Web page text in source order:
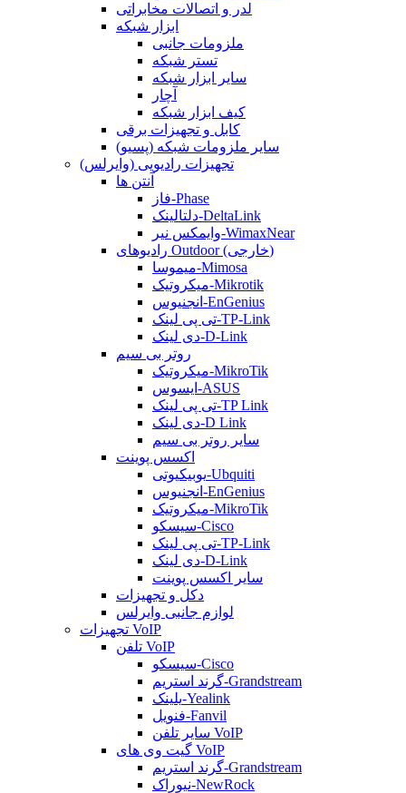
لدر و اتصالات مخابراتی
ابزار شبکه
ملزومات جانبی
تستر شبکه
سایر ابزار شبکه
آچار
کیف ابزار شبکه
کابل و تجهیزات برقی
سایر ملزومات شبکه (پسیو)
تجهیزات رادیویی (وایرلس)
آنتن ها
فاز-Phase
دلتالینک-DeltaLink
وایمکس نیر-WimaxNear
رادیوهای Outdoor (خارجی)
میموسا-Mimosa
میکروتیک-Mikrotik
انجنیوس-EnGenius
تی پی لینک-TP-Link
دی لینک-D-Link
روتر بی سیم
میکروتیک-MikroTik
ایسوس-ASUS
تی پی لینک-TP Link
دی لینک-D Link
سایر روتر بی سیم
اکسس پوینت
یوبیکیوتی-Ubquiti
انجنیوس-EnGenius
میکروتیک-MikroTik
سیسکو-Cisco
تی پی لینک-TP-Link
دی لینک-D-Link
سایر اکسس پوینت
دکل و تجهیزات
لوازم جانبی وایرلس
تجهیزات VoIP
تلفن VoIP
سیسکو-Cisco
گرند استریم-Grandstream
یلینک-Yealink
فنویل-Fanvil
سایر تلفن VoIP
گیت وی های VoIP
گرند استریم-Grandstream
نیوراک-NewRock